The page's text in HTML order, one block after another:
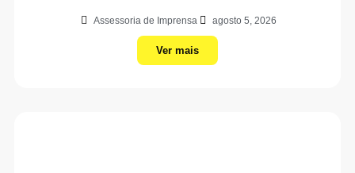
Assessoria de Imprensa agosto 5, 2026
Ver mais